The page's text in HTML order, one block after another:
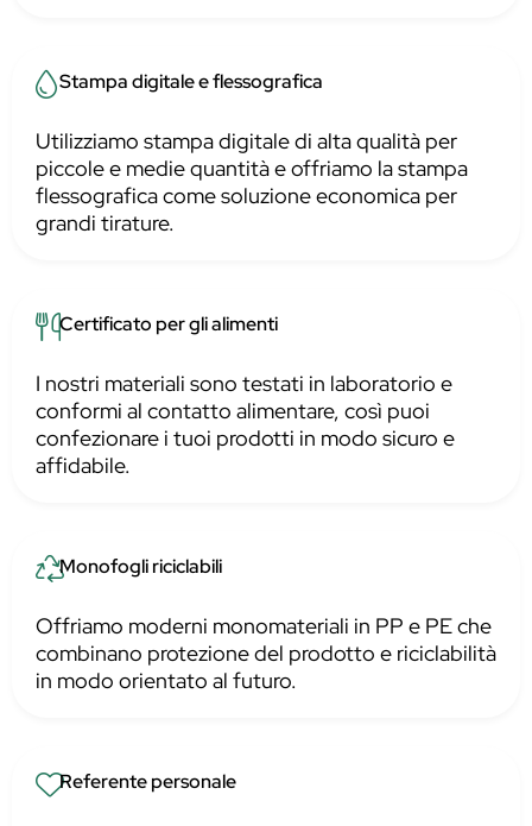
Stampa digitale e flessografica
Utilizziamo stampa digitale di alta qualità per
piccole e medie quantità e offriamo la stampa
flessografica come soluzione economica per
grandi tirature.
Certificato per gli alimenti
I nostri materiali sono testati in laboratorio e
conformi al contatto alimentare, così puoi
confezionare i tuoi prodotti in modo sicuro e
affidabile.
Monofogli riciclabili
Offriamo moderni monomateriali in PP e PE che
combinano protezione del prodotto e riciclabilità
in modo orientato al futuro.
Referente personale